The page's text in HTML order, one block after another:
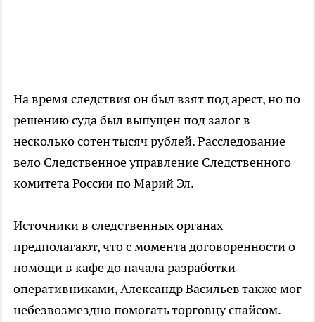
На время следствия он был взят под арест, но по
решению суда был выпущен под залог в
несколько сотен тысяч рублей. Расследование
вело Следственное управление Следственного
комитета России по Марий Эл.
Источники в следственных органах
предполагают, что с момента договоренности о
помощи в кафе до начала разработки
оперативниками, Александр Васильев также мог
небезвозмездно помогать торговцу спайсом.